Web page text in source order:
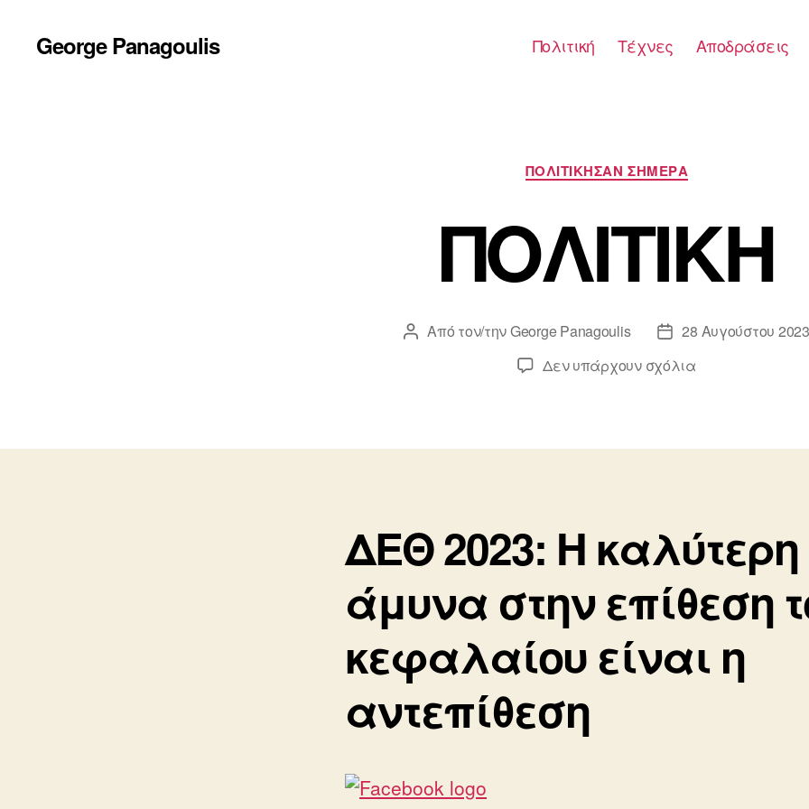
George Panagoulis Πολιτική Τέχνες Αποδράσεις
Κατηγορίες
ΠΟΛΙΤΙΚΗΣΑΝ ΣΗΜΕΡΑ
ΠΟΛΙΤΙΚΗ
Συντάκτης
Από τον/τηνGeorge Panagoulis
Ημ.28 Αυγούστου 2023
Δεν υπάρχουν σχόλιαστο
ΔΕΘ 2023: Η καλύτερη
άμυνα στην επίθεση
κεφαλαίου είναι η
αντεπίθεση